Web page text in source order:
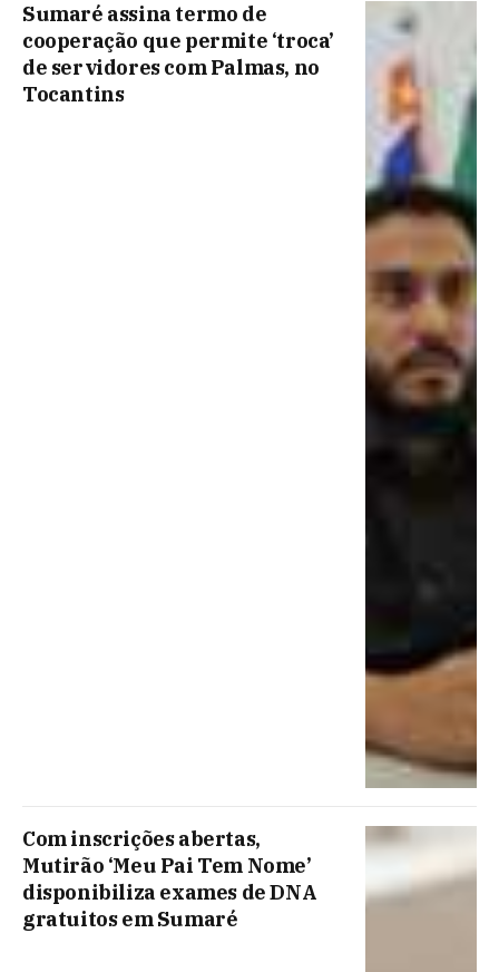
Sumaré assina termo de
cooperação que permite ‘troca’
de servidores com Palmas, no
Tocantins
Com inscrições abertas,
Mutirão ‘Meu Pai Tem Nome’
disponibiliza exames de DNA
gratuitos em Sumaré